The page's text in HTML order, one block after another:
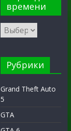
времени
Рубрики
Grand Theft Auto
5
GTA